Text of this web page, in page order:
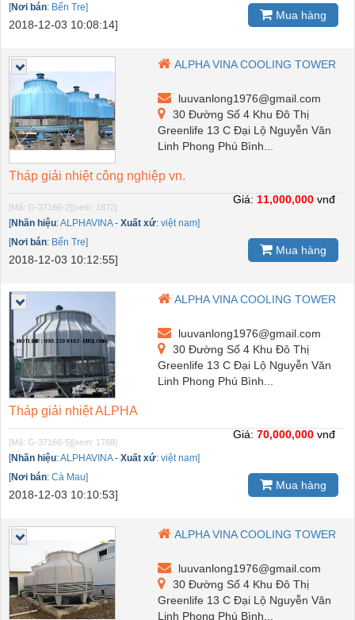
[Nơi bán: Bến Tre]
2018-12-03 10:08:14]
Mua hàng
ALPHA VINA COOLING TOWER
luuvanlong1976@gmail.com
30 Đường Số 4 Khu Đô Thị
Greenlife 13 C Đại Lộ Nguyễn Văn
Linh Phong Phú Bình...
Tháp giải nhiệt công nghiệp vn.
[Mã: G-37166-2][xem: 1872]
[Nhãn hiệu:ALPHAVINA- Xuất xứ: việt nam]
[Nơi bán: Bến Tre]
2018-12-03 10:12:55]
Giá: 11,000,000 vnđ
Mua hàng
ALPHA VINA COOLING TOWER
luuvanlong1976@gmail.com
30 Đường Số 4 Khu Đô Thị
Greenlife 13 C Đại Lộ Nguyễn Văn
Linh Phong Phú Bình...
Tháp giải nhiệt ALPHA
[Mã: G-37166-5][xem: 1788]
[Nhãn hiệu:ALPHAVINA- Xuất xứ: việt nam]
[Nơi bán: Cà Mau]
2018-12-03 10:10:53]
Giá: 70,000,000 vnđ
Mua hàng
ALPHA VINA COOLING TOWER
luuvanlong1976@gmail.com
30 Đường Số 4 Khu Đô Thị
Greenlife 13 C Đại Lộ Nguyễn Văn
Linh Phong Phú Bình...